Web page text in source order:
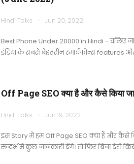
Hindi Talks Jun 20, 2022
Best Phone Under 20000 in Hindi - चलिए
इंडिया के सबसे बेहतरीन स्मार्टफोन्स features
Off Page SEO क्या है और कैसे किया
Hindi Talks Jun 19, 2022
इस Story में हम Off Page SEO क्या हैं और कैसे
सन्दर्भ में कुछ जानकारी देंगे। तो फिर बिना देरी